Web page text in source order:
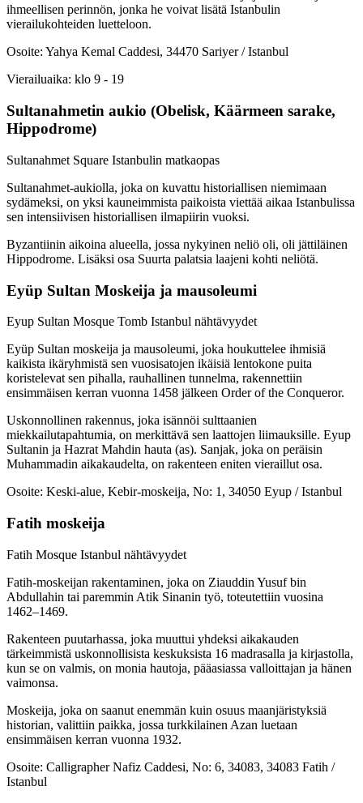
ihmeellisen perinnön, jonka he voivat lisätä Istanbulin
vierailukohteiden luetteloon.
Osoite: Yahya Kemal Caddesi, 34470 Sariyer / Istanbul
Vierailuaika: klo 9 - 19
Sultanahmetin aukio (Obelisk, Käärmeen sarake,
Hippodrome)
Sultanahmet Square Istanbulin matkaopas
Sultanahmet-aukiolla, joka on kuvattu historiallisen niemimaan
sydämeksi, on yksi kauneimmista paikoista viettää aikaa Istanbulissa
sen intensiivisen historiallisen ilmapiirin vuoksi.
Byzantiinin aikoina alueella, jossa nykyinen neliö oli, oli jättiläinen
Hippodrome. Lisäksi osa Suurta palatsia laajeni kohti neliötä.
Eyüp Sultan Moskeija ja mausoleumi
Eyup Sultan Mosque Tomb Istanbul nähtävyydet
Eyüp Sultan moskeija ja mausoleumi, joka houkuttelee ihmisiä
kaikista ikäryhmistä sen vuosisatojen ikäisiä lentokone puita
koristelevat sen pihalla, rauhallinen tunnelma, rakennettiin
ensimmäisen kerran vuonna 1458 jälkeen Order of the Conqueror.
Uskonnollinen rakennus, joka isännöi sulttaanien
miekkailutapahtumia, on merkittävä sen laattojen liimauksille. Eyup
Sultanin ja Hazrat Mahdin hauta (as). Sanjak, joka on peräisin
Muhammadin aikakaudelta, on rakenteen eniten vieraillut osa.
Osoite: Keski-alue, Kebir-moskeija, No: 1, 34050 Eyup / Istanbul
Fatih moskeija
Fatih Mosque Istanbul nähtävyydet
Fatih-moskeijan rakentaminen, joka on Ziauddin Yusuf bin
Abdullahin tai paremmin Atik Sinanin työ, toteutettiin vuosina
1462–1469.
Rakenteen puutarhassa, joka muuttui yhdeksi aikakauden
tärkeimmistä uskonnollisista keskuksista 16 madrasalla ja kirjastolla,
kun se on valmis, on monia hautoja, pääasiassa valloittajan ja hänen
vaimonsa.
Moskeija, joka on saanut enemmän kuin osuus maanjäristyksiä
historian, valittiin paikka, jossa turkkilainen Azan luetaan
ensimmäisen kerran vuonna 1932.
Osoite: Calligrapher Nafiz Caddesi, No: 6, 34083, 34083 Fatih /
Istanbul